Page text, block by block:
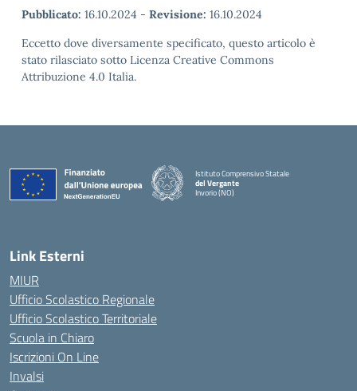
Pubblicato: 16.10.2024 - Revisione: 16.10.2024
Eccetto dove diversamente specificato, questo articolo è
stato rilasciato sotto Licenza Creative Commons
Attribuzione 4.0 Italia.
Istituto Comprensivo Statale
del Vergante
Invorio (NO)
Link Esterni
MIUR
Ufficio Scolastico Regionale
Ufficio Scolastico Territoriale
Scuola in Chiaro
Iscrizioni On Line
Invalsi